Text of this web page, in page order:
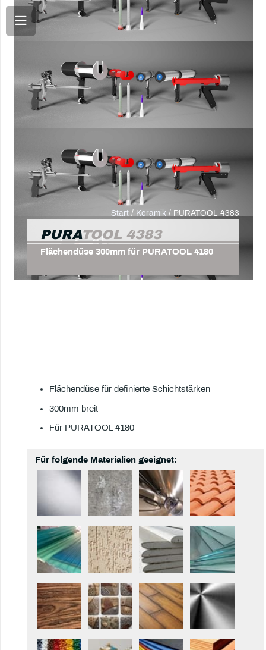
Start / Keramik / PURATOOL 4383
PURATOOL 4383
Flächendüse 300mm für PURATOOL 4180
Flächendüse für definierte Schichtstärken
300mm breit
Für PURATOOL 4180
Für folgende Materialien geeignet: